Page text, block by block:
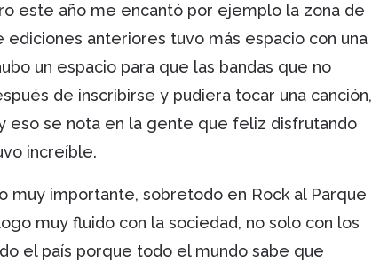
este año me encantó por ejemplo la zona de
anteriores tuvo más espacio con una
un espacio para que las bandas que no
de inscribirse y pudiera tocar una canción,
eso se nota en la gente que feliz disfrutando
increíble.
muy importante, sobretodo en Rock al Parque
muy fluido con la sociedad, no solo con los
el país porque todo el mundo sabe que